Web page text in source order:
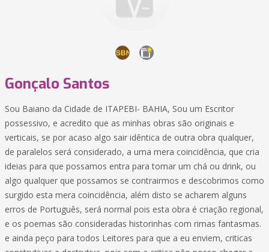
Gonçalo Santos
Sou Baiano da Cidade de ITAPEBI- BAHIA, Sou um Escritor
possessivo, e acredito que as minhas obras são originais e
verticais, se por acaso algo sair idêntica de outra obra qualquer,
de paralelos será considerado, a uma mera coincidência, que cria
ideias para que possamos entra para tomar um chá ou drink, ou
algo qualquer que possamos se contrairmos e descobrimos como
surgido esta mera coincidência, além disto se acharem alguns
erros de Português, será normal pois esta obra é criação regional,
e os poemas são consideradas historinhas com rimas fantasmas.
e ainda peço para todos Leitores para que a eu enviem, criticas